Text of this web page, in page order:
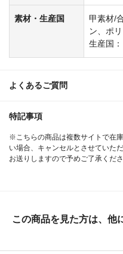
素材・生産国
甲素材/
ン、ポ
生産国
よくあるご質問
特記事項
※こちらの商品は複数サイトで在
い場合、キャンセルとさせていた
お送りしますので予めご了承くださ
この商品を見た方は、他